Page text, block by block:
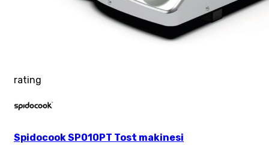
rating
Spidocook SP010PT Tost makinesi